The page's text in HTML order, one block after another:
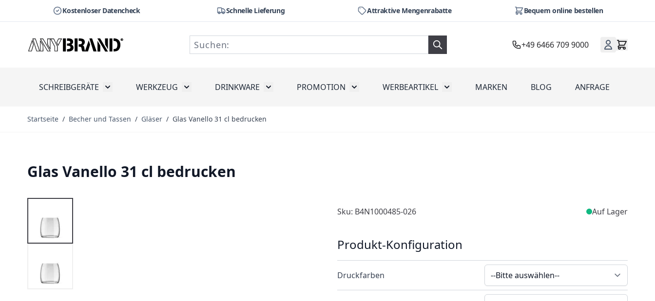
Kostenloser Datencheck Schnelle Lieferung Attraktive Mengenrabatte Bequem online bestellen
+49 6466 709 9000
SCHREIBGERÄTE Toggle submenu for Schreibgeräte
WERKZEUG Toggle submenu for Werkzeug
DRINKWARE Toggle submenu for Drinkware
PROMOTION Toggle submenu for Promotion
WERBEARTIKEL Toggle submenu for Werbeartikel
MARKEN BLOG ANFRAGE
Startseite / Becher und Tassen / Gläser / Glas Vanello 31 cl bedrucken
Glas Vanello 31 cl bedrucken
Sku: B4N1000485-026 Auf Lager
Produkt-Konfiguration
Druckfarben